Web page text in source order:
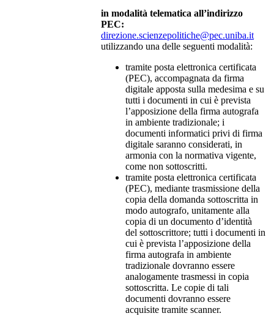
in modalità telematica all’indirizzo
PEC:
direzione.scienzepolitiche@pec.uniba.it
utilizzando una delle seguenti modalità:
tramite posta elettronica certificata
(PEC), accompagnata da firma
digitale apposta sulla medesima e su
tutti i documenti in cui è prevista
l’apposizione della firma autografa
in ambiente tradizionale; i
documenti informatici privi di firma
digitale saranno considerati, in
armonia con la normativa vigente,
come non sottoscritti.
tramite posta elettronica certificata
(PEC), mediante trasmissione della
copia della domanda sottoscritta in
modo autografo, unitamente alla
copia di un documento d’identità
del sottoscrittore; tutti i documenti in
cui è prevista l’apposizione della
firma autografa in ambiente
tradizionale dovranno essere
analogamente trasmessi in copia
sottoscritta. Le copie di tali
documenti dovranno essere
acquisite tramite scanner.